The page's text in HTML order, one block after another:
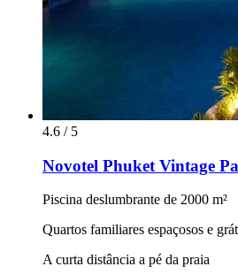
4.6 / 5
Novotel Phuket Vintage
Piscina deslumbrante de 2000 m²
Quartos familiares espaçosos e
A curta distância a pé da praia